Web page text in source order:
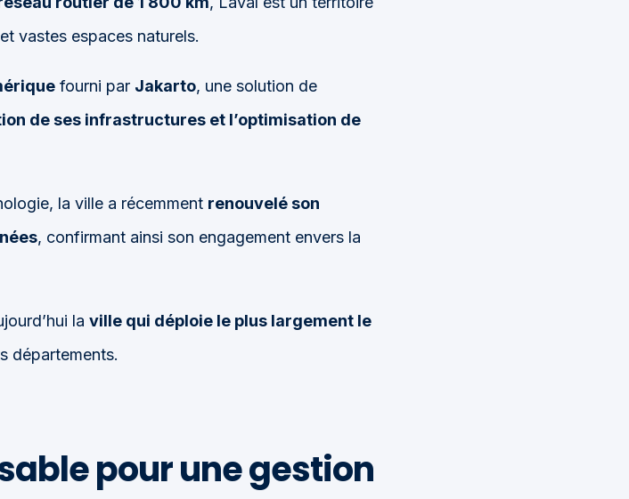
vastes espaces naturels.
fourni par Jakarto, une solution de
de ses infrastructures et l’optimisation de
la ville a récemment renouvelé son
, confirmant ainsi son engagement envers la
la ville qui déploie le plus largement le
départements.
pour une gestion